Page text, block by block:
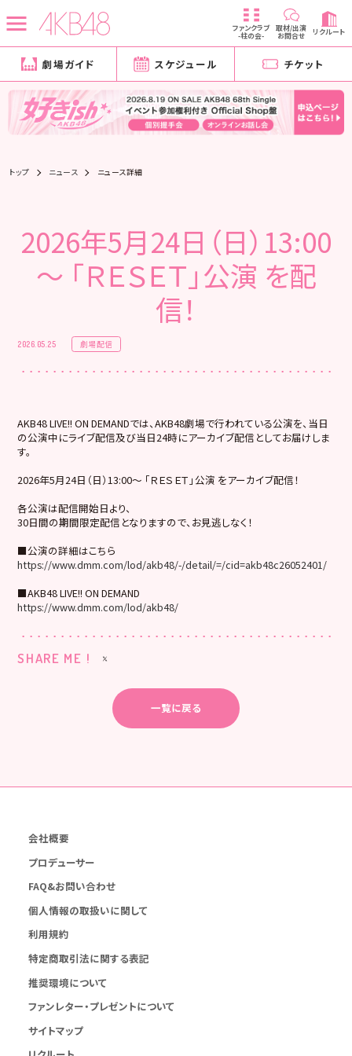
ファンクラブ
-柱の会-
取材/出演
お問合せ リクルート
劇場ガイド スケジュール チケット
トップ ニュース ニュース詳細
2026年5月24日（日）13:00
～ 「ＲＥＳＥＴ」公演 を配
信！
2026.05.25 劇場配信
AKB48 LIVE!! ON DEMANDでは、AKB48劇場で行われている公演を、当日
の公演中にライブ配信及び当日24時にアーカイブ配信としてお届けしま
す。
2026年5月24日（日）13:00～ 「ＲＥＳＥＴ」公演 をアーカイブ配信！
各公演は配信開始日より、
30日間の期間限定配信となりますので、お見逃しなく！
■公演の詳細はこちら
https://www.dmm.com/lod/akb48/-/detail/=/cid=akb48c26052401/
■AKB48 LIVE!! ON DEMAND
https://www.dmm.com/lod/akb48/
SHARE ME !
一覧に戻る
会社概要
プロデューサー
FAQ&お問い合わせ
個人情報の取扱いに関して
利用規約
特定商取引法に関する表記
推奨環境について
ファンレター・プレゼントについて
サイトマップ